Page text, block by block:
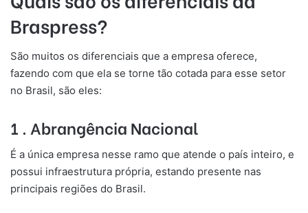
Braspress?
São muitos os diferenciais que a empresa oferece,
fazendo com que ela se torne tão cotada para esse setor
no Brasil, são eles:
1 . Abrangência Nacional
É a única empresa nesse ramo que atende o país inteiro, e
possui infraestrutura própria, estando presente nas
principais regiões do Brasil.